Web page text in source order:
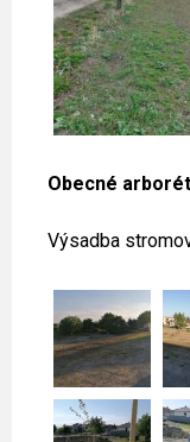
Obecné
Výsadba